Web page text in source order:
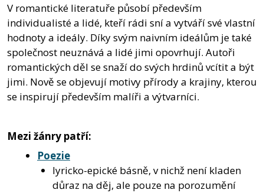
V romantické literatuře působí především
individualisté a lidé, kteří rádi sní a vytváří své vlastní
hodnoty a ideály. Díky svým naivním ideálům je také
společnost neuznává a lidé jimi opovrhují. Autoři
romantických děl se snaží do svých hrdinů vcítit a být
jimi. Nově se objevují motivy přírody a krajiny, kterou
se inspirují především malíři a výtvarníci.
Mezi žánry patří:
Poezie
lyricko-epické básně, v nichž není kladen
důraz na děj, ale pouze na porozumění